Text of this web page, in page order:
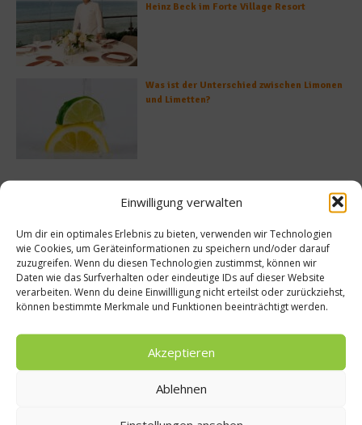
Einwilligung verwalten
Um dir ein optimales Erlebnis zu bieten, verwenden wir Technologien
wie Cookies, um Geräteinformationen zu speichern und/oder darauf
zuzugreifen. Wenn du diesen Technologien zustimmst, können wir
Daten wie das Surfverhalten oder eindeutige IDs auf dieser Website
verarbeiten. Wenn du deine Einwillligung nicht erteilst oder zurückziehst,
können bestimmte Merkmale und Funktionen beeinträchtigt werden.
Akzeptieren
Ablehnen
Heinz Beck im Forte Village Resort
Was ist der Unterschied zwischen Limonen
und Limetten?
2017 – Die
Weg mit dem
Die
31. Januar 2014